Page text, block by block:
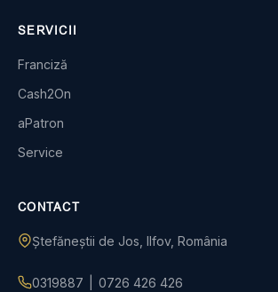
SERVICII
Franciză
Cash2On
aPatron
Service
CONTACT
Ștefăneștii de Jos, Ilfov, România
0319887 0726 426 426